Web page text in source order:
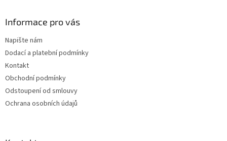
Informace pro vás
Napište nám
Dodací a platební podmínky
Kontakt
Obchodní podmínky
Odstoupení od smlouvy
Ochrana osobních údajů